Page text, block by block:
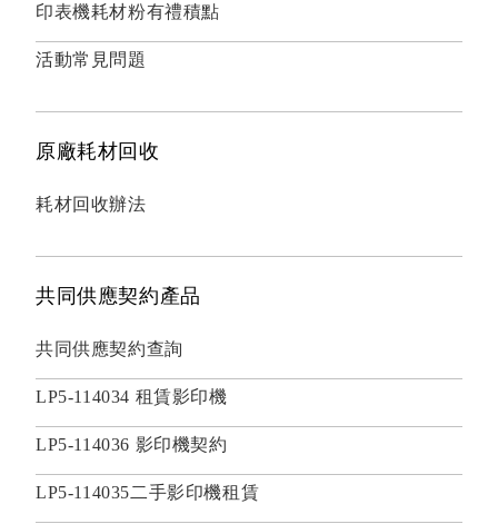
印表機耗材粉有禮積點
活動常見問題
原廠耗材回收
耗材回收辦法
共同供應契約產品
共同供應契約查詢
LP5-114034 租賃影印機
LP5-114036 影印機契約
LP5-114035二手影印機租賃